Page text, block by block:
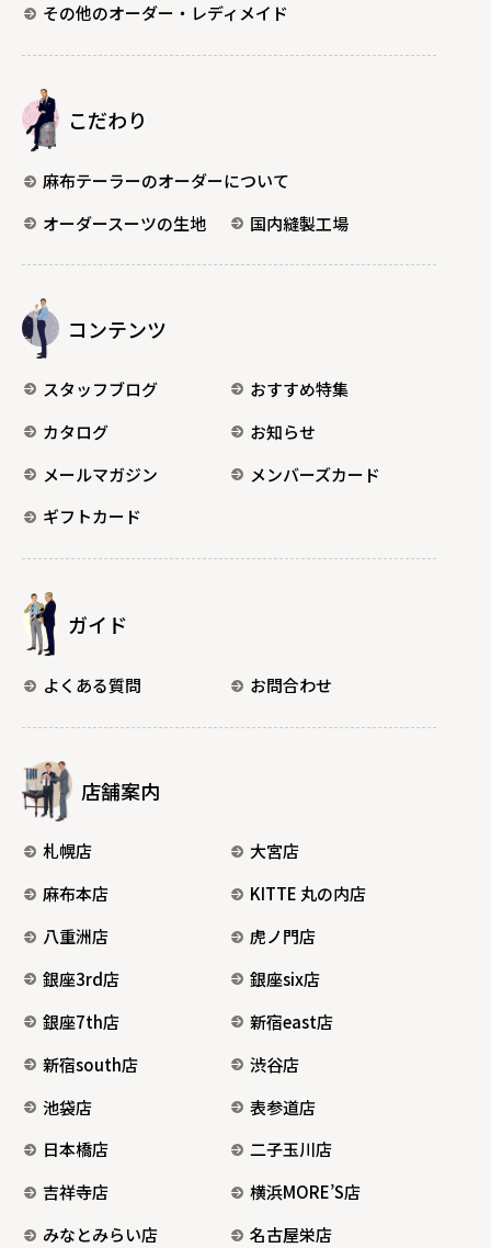
その他のオーダー・レディメイド
こだわり
麻布テーラーのオーダーについて
オーダースーツの生地
国内縫製工場
コンテンツ
スタッフブログ
おすすめ特集
カタログ
お知らせ
メールマガジン
メンバーズカード
ギフトカード
ガイド
よくある質問 お問合わせ
店舗案内
札幌店
大宮店
麻布本店
KITTE 丸の内店
八重洲店
虎ノ門店
銀座3rd店
銀座six店
銀座7th店
新宿east店
新宿south店
渋谷店
池袋店
表参道店
日本橋店
二子玉川店
吉祥寺店
横浜MORE’S店
みなとみらい店
名古屋栄店